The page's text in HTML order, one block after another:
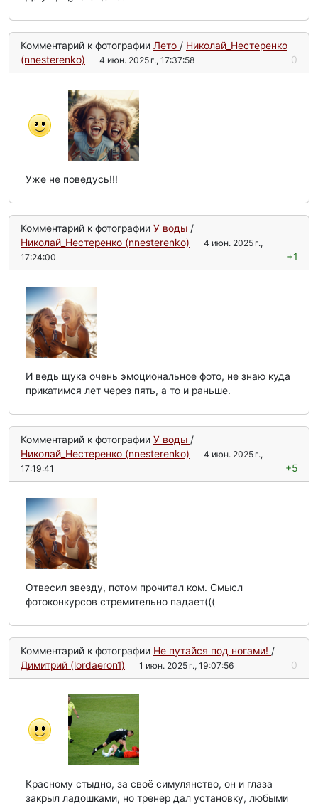
Комментарий к фотографии Лето / Николай_Нестеренко
(nnesterenko)
4 июн. 2025 г., 17:37:58 0
Уже не поведусь!!!
Комментарий к фотографии У воды /
Николай_Нестеренко (nnesterenko)
4 июн. 2025 г.,
17:24:00
+1
И ведь щука очень эмоциональное фото, не знаю куда
прикатимся лет через пять, а то и раньше.
Комментарий к фотографии У воды /
Николай_Нестеренко (nnesterenko)
4 июн. 2025 г.,
17:19:41
+5
Отвесил звезду, потом прочитал ком. Смысл
фотоконкурсов стремительно падает(((
Комментарий к фотографии Не путайся под ногами! /
Димитрий (lordaeron1)
1 июн. 2025 г., 19:07:56 0
Красному стыдно, за своё симулянство, он и глаза
закрыл ладошками, но тренер дал установку, любыми